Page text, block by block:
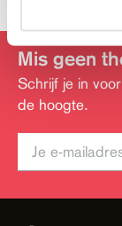
Mis geen
Schrijf je in
de hoogte.